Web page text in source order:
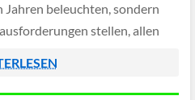
Jahren beleuchten, sondern
stellen, allen